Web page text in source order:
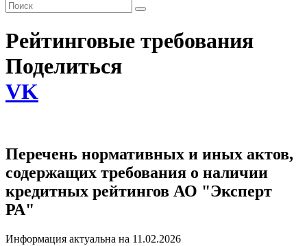
Рейтинговые требования
Поделиться
VK
Перечень нормативных и иных актов,
содержащих требования о наличии
кредитных рейтингов АО "Эксперт
РА"
Информация актуальна на 11.02.2026